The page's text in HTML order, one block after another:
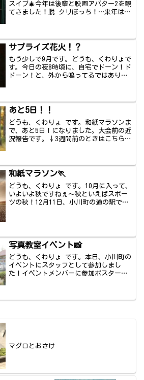
スイブ🎄今年は後輩と映画アバター2を観
てきました！脱 クリぼっち！…来年は素
サプライズ花火！？
もう少しで9月です。どうも、くわりょで
す。今日の夜8時頃に、自宅でドーン！ド
ドーン！と、外から鳴ってるではありま
あと5日！！
どうも、くわりょ です。和紙マラソンま
で、あと5日！になりました。大会前の近
況報告です。↓3週間前のときはこちら↓
和紙マラソン🏃
どうも、くわりょ です。10月に入って、
いよいよ秋ですねぇ〜秋といえばスポー
ツの秋！12月11日、小川町の道の駅で和
写真教室イベント📸
どうも、くわりょ です。本日、小川町の
イベントにスタッフとして参加しまし
た！イベントメンバーに参加ポスターの
マグロとおさけ